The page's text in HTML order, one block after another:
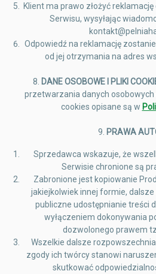
Klient ma prawo złożyć
Serwisu, wysyłając
Odpowiedź na reklamację
od jej otrzymania na adres
8. DANE OSOBOWE I PLIKI
przetwarzania danych
cookies opisane są w
9. PRAWA
Sprzedawca wskazuje, że
Serwisie chronione są
Zabronione jest kopiowanie
jakiejkolwiek innej formie,
publiczne udostępnianie treści
wyłączeniem dokonywania
dozwolonego prawem
Wszelkie dalsze
zgody ich twórcy stanowi
skutkować